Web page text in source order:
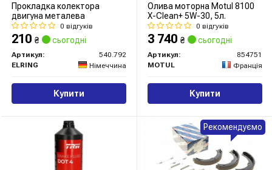
Прокладка колектора
двигуна металева
0 відгуків
210 ₴ сьогодні
Артикул:
540.792
ELRING
Німеччина
Купити
Олива моторна Motul 8100
X-Clean+ 5W-30, 5л.
0 відгуків
3 740 ₴ сьогодні
Артикул:
854751
MOTUL
Франція
Купити
Рекомендуємо